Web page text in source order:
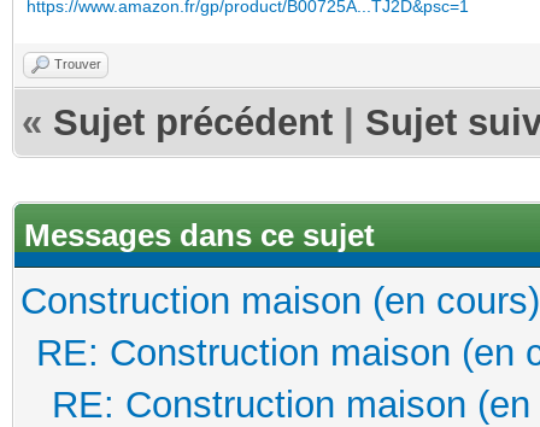
https://www.amazon.fr/gp/product/B00725A...TJ2D&psc=1
Trouver
« Sujet précédent Sujet
Messages dans ce sujet
Construction maison (en cours)
RE: Construction maison (en
RE: Construction maison